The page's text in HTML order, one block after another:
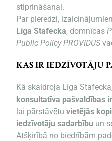
stiprināšanai.
Par pieredzi,
Līga Stafecka, domnīcas
Public Policy PROVIDUS
KAS IR IEDZĪVOTĀJU
Kā skaidroja Līga
konsultatīva pašvaldības
lai pārstāvētuvietējās
iedzīvotāju sadarbību un
Atšķirībā no biedrībām